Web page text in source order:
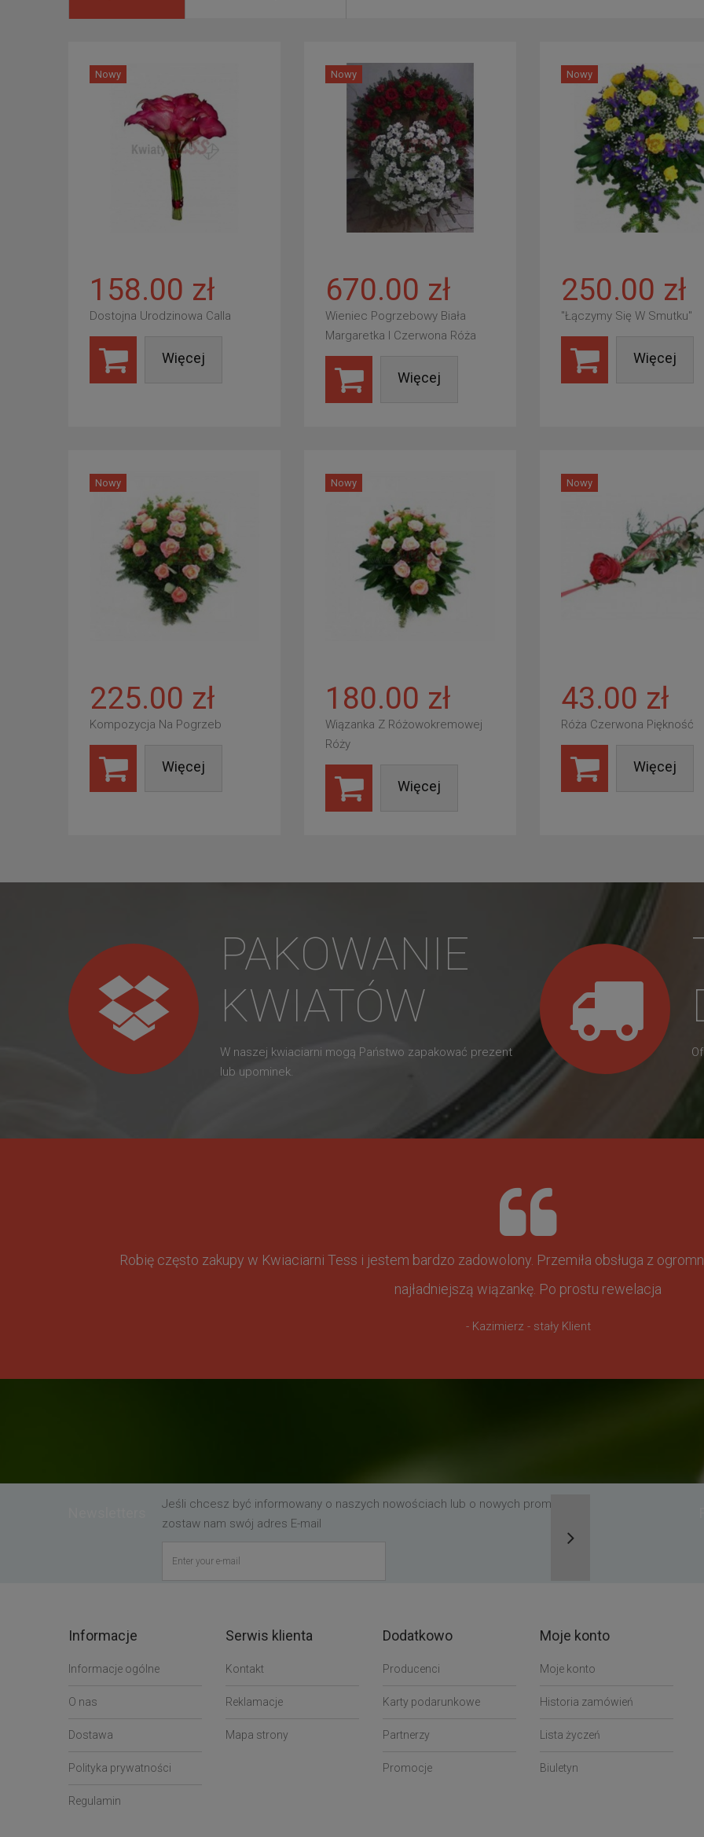
Nowy
158.00 zł
Dostojna Urodzinowa Calla
Więcej
Nowy
670.00 zł
Wieniec Pogrzebowy Biała
Margaretka I Czerwona Róża
Więcej
Nowy
250.00 zł
"Łączymy Się W Smutku"
Więcej
Nowy
225.00 zł
Kompozycja Na Pogrzeb
Więcej
Nowy
180.00 zł
Wiązanka Z Różowokremowej
Róży
Więcej
Nowy
43.00 zł
Róża Czerwona Piękność
Więcej
PAKOWANIE
KWIATÓW
W naszej kwiaciarni mogą Państwo zapakować prezent
lub upominek.
Robię często zakupy w Kwiaciarni Tess i jestem bardzo zadowolony. Przemiła obsługa z
najładniejszą wiązankę. Po prostu rewelacja
- Kazimierz - stały Klient
Jeśli chcesz być informowany o naszych nowościach lub o nowych promocjach,
zostaw nam swój adres E-mail
Informacje
Informacje ogólne
O nas
Dostawa
Polityka prywatności
Regulamin
Serwis klienta
Kontakt
Reklamacje
Mapa strony
Dodatkowo
Producenci
Karty podarunkowe
Partnerzy
Promocje
Moje konto
Moje konto
Historia zamówień
Lista życzeń
Biuletyn